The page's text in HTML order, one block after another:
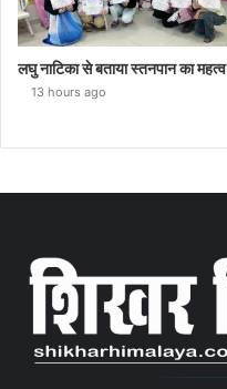
लघु नाटिका से बताया स्तनपान का महत्व
13 hours ago